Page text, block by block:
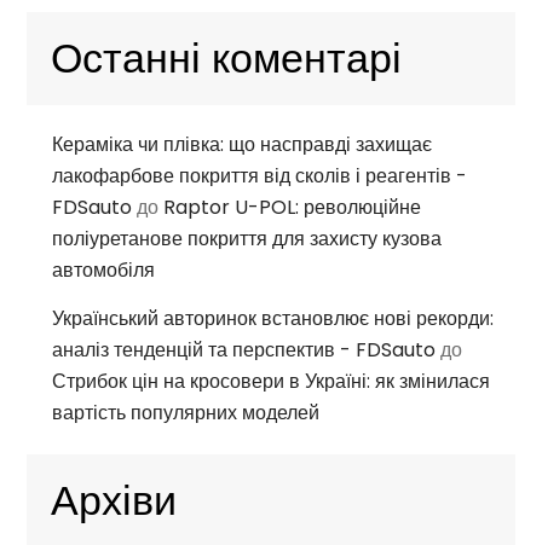
Останні коментарі
Кераміка чи плівка: що насправді захищає
лакофарбове покриття від сколів і реагентів -
FDSautoдо Raptor U-POL: революційне
поліуретанове покриття для захисту кузова
автомобіля
Український авторинок встановлює нові рекорди:
аналіз тенденцій та перспектив - FDSautoдо
Стрибок цін на кросовери в Україні: як змінилася
вартість популярних моделей
Архіви